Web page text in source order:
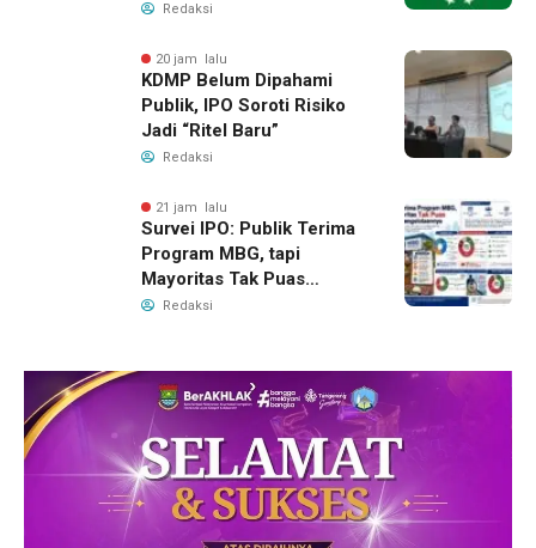
NU di Era Disrupsi
Redaksi
20 jam lalu
KDMP Belum Dipahami
Publik, IPO Soroti Risiko
Jadi “Ritel Baru”
Redaksi
21 jam lalu
Survei IPO: Publik Terima
Program MBG, tapi
Mayoritas Tak Puas
dengan Pengelolaannya
Redaksi